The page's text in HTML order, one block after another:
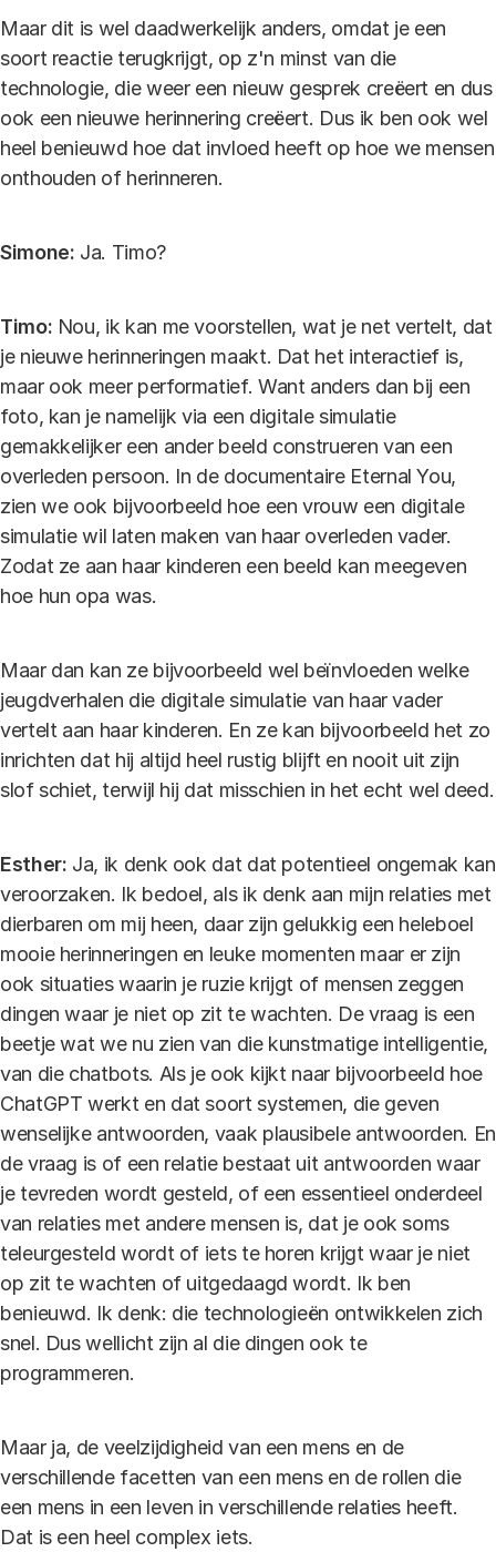
Maar dit is wel daadwerkelijk anders, omdat je een
soort reactie terugkrijgt, op z'n minst van die
technologie, die weer een nieuw gesprek creëert en dus
ook een nieuwe herinnering creëert. Dus ik ben ook wel
heel benieuwd hoe dat invloed heeft op hoe we mensen
onthouden of herinneren.
Simone: Ja. Timo?
Timo: Nou, ik kan me voorstellen, wat je net vertelt, dat
je nieuwe herinneringen maakt. Dat het interactief is,
maar ook meer performatief. Want anders dan bij een
foto, kan je namelijk via een digitale simulatie
gemakkelijker een ander beeld construeren van een
overleden persoon. In de documentaire Eternal You,
zien we ook bijvoorbeeld hoe een vrouw een digitale
simulatie wil laten maken van haar overleden vader.
Zodat ze aan haar kinderen een beeld kan meegeven
hoe hun opa was.
Maar dan kan ze bijvoorbeeld wel beïnvloeden welke
jeugdverhalen die digitale simulatie van haar vader
vertelt aan haar kinderen. En ze kan bijvoorbeeld het zo
inrichten dat hij altijd heel rustig blijft en nooit uit zijn
slof schiet, terwijl hij dat misschien in het echt wel deed.
Esther: Ja, ik denk ook dat dat potentieel ongemak kan
veroorzaken. Ik bedoel, als ik denk aan mijn relaties met
dierbaren om mij heen, daar zijn gelukkig een heleboel
mooie herinneringen en leuke momenten maar er zijn
ook situaties waarin je ruzie krijgt of mensen zeggen
dingen waar je niet op zit te wachten. De vraag is een
beetje wat we nu zien van die kunstmatige intelligentie,
van die chatbots. Als je ook kijkt naar bijvoorbeeld hoe
ChatGPT werkt en dat soort systemen, die geven
wenselijke antwoorden, vaak plausibele antwoorden. En
de vraag is of een relatie bestaat uit antwoorden waar
je tevreden wordt gesteld, of een essentieel onderdeel
van relaties met andere mensen is, dat je ook soms
teleurgesteld wordt of iets te horen krijgt waar je niet
op zit te wachten of uitgedaagd wordt. Ik ben
benieuwd. Ik denk: die technologieën ontwikkelen zich
snel. Dus wellicht zijn al die dingen ook te
programmeren.
Maar ja, de veelzijdigheid van een mens en de
verschillende facetten van een mens en de rollen die
een mens in een leven in verschillende relaties heeft.
Dat is een heel complex iets.